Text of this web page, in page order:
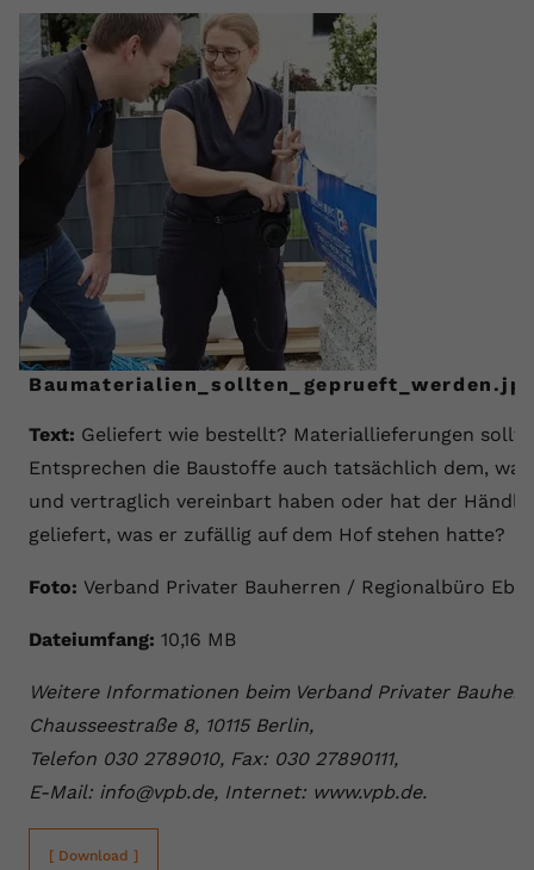
Text: Geliefert wie bestellt? Materiallieferungen
Entsprechen die Baustoffe auch tatsächlich dem,
und vertraglich vereinbart haben oder hat der
geliefert, was er zufällig auf dem Hof stehen hatte?
Foto: Verband Privater Bauherren / Regionalbüro
Dateiumfang: 10,16 MB
Weitere Informationen beim Verband Privater
Chausseestraße 8, 10115 Berlin,
Telefon 030 2789010, Fax: 030 27890111,
E-Mail: info@vpb.de, Internet: www.vpb.de.
[ Download ]